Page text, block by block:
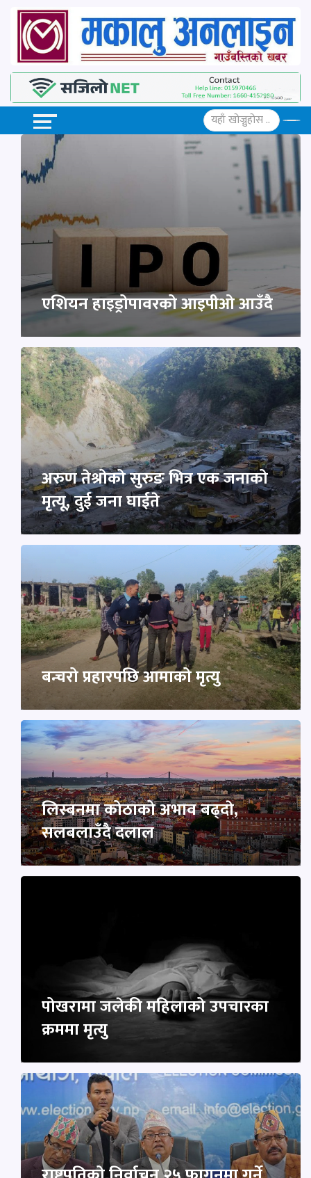
एशियन हाइड्रोपावरको आइपीओ आउँदै
अरुण तेश्रोको सुरुङ भित्र एक जनाको
मृत्यू, दुई जना घाईते
बन्चरो प्रहारपछि आमाको मृत्यु
लिस्बनमा कोठाको अभाव बढ्दाे,
सलबलाउँदै दलाल
पोखरामा जलेकी महिलाको उपचारका
क्रममा मृत्यु